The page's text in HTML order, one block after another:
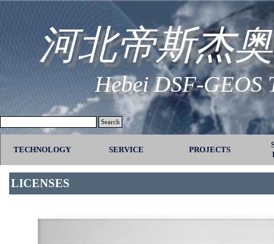
Go to content
河北帝斯杰
Hebei DSF-GEOS
Search
TECHNOLOGY ▼
SERVICE ▼
PROJECTS
LICENSES